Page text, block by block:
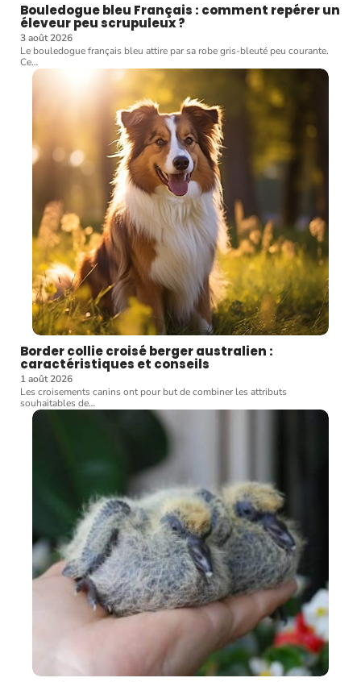
Bouledogue bleu Français : comment repérer un
éleveur peu scrupuleux ?
3 août 2026
Le bouledogue français bleu attire par sa robe gris-bleuté peu courante.
Ce…
Border collie croisé berger australien :
caractéristiques et conseils
1 août 2026
Les croisements canins ont pour but de combiner les attributs
souhaitables de…